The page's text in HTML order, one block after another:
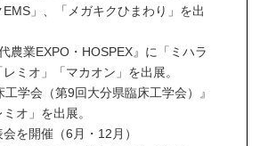
」、「メガキクひまわり」を出
農業EXPO・HOSPEX』に「ミハラ
ミオ」「マカオン」を出展。
工学会（第9回大分県臨床工学会）』
オ」を出展。
を開催（6月・12月）